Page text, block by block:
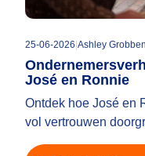
25-06-2026 Ashley Grobben
José en Ronnie
Ontdek hoe José en
vol vertrouwen